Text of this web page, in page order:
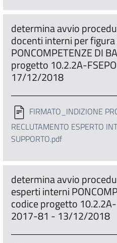
determina avvio
docenti interni per
PONCOMPETENZE DI
progetto 10.2.2A-
17/12/2018
FIRMATO_INDIZIONE
RECLUTAMENTO ESPERTO
SUPPORTO.pdf
determina avvio
esperti interni
codice progetto
2017-81 - 13/12/2018